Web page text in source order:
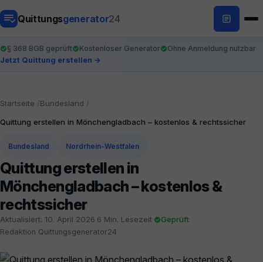
Quittungsgenerator24
§ 368 BGB geprüft Kostenloser Generator
Ohne Anmeldung nutzbar
Jetzt Quittung erstellen →
Startseite
Bundesland
Quittung erstellen in Mönchengladbach – kostenlos & rechtssicher
Bundesland Nordrhein-Westfalen
Quittung erstellen in
Mönchengladbach – kostenlos &
rechtssicher
Aktualisiert: 10. April 2026 6 Min. Lesezeit Geprüft
Redaktion Quittungsgenerator24